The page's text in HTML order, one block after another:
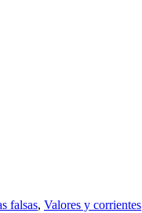
falsas, Valores y corrientes